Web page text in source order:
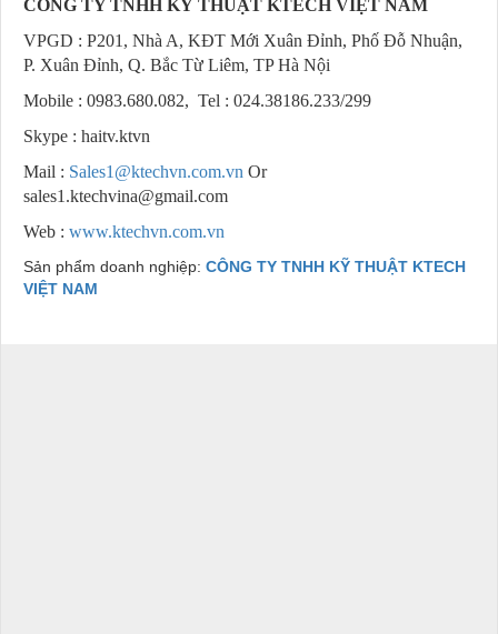
CÔNG TY TNHH KỸ THUẬT KTECH VIỆT NAM
VPGD : P201, Nhà A, KĐT Mới Xuân Đỉnh, Phố Đỗ Nhuận,
P. Xuân Đỉnh, Q. Bắc Từ Liêm, TP Hà Nội
Mobile : 0983.680.082, Tel : 024.38186.233/299
Skype : haitv.ktvn
Mail : Sales1@ktechvn.com.vn Or
sales1.ktechvina@gmail.com
Web : www.ktechvn.com.vn
Sản phẩm doanh nghiệp: CÔNG TY TNHH KỸ THUẬT KTECH
VIỆT NAM